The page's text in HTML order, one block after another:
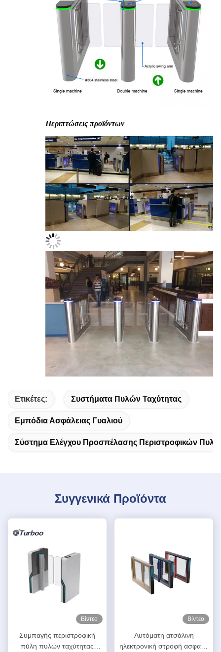
Περιπτώσεις προϊόντων
Ετικέτες: Συστήματα Πυλών Ταχύτητας
Εμπόδια Ασφάλειας Γυαλιού
Σύστημα Ελέγχου Προσπέλασης Περιστροφικών
Συγγενικά Προϊόντα
Βίντεο
Συμπαγής περιστροφική
πύλη πυλών ταχύτητας
Βίντεο
Αυτόματη ατσάλινη
ηλεκτρονική στροφή ασφαλή